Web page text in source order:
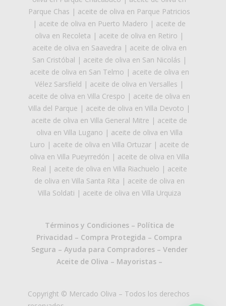
Parque Chas | aceite de oliva en Parque Patricios
| aceite de oliva en Puerto Madero | aceite de
oliva en Recoleta | aceite de oliva en Retiro |
aceite de oliva en Saavedra | aceite de oliva en
San Cristóbal | aceite de oliva en San Nicolás |
aceite de oliva en San Telmo | aceite de oliva en
Vélez Sarsfield | aceite de oliva en Versalles |
aceite de oliva en Villa Crespo | aceite de oliva en
Villa del Parque | aceite de oliva en Villa Devoto |
aceite de oliva en Villa General Mitre | aceite de
oliva en Villa Lugano | aceite de oliva en Villa
Luro | aceite de oliva en Villa Ortuzar| aceite de
oliva en Villa Pueyrredón | aceite de oliva en Villa
Real | aceite de oliva en Villa Riachuelo | aceite
de oliva en Villa Santa Rita | aceite de oliva en
Villa Soldati | aceite de oliva en Villa Urquiza
Términos y Condiciones– Política de
Privacidad – Compra Protegida – Compra
Segura – Ayuda para Compradores– Vender
Aceite de Oliva – Mayoristas–
Copyright © Mercado Oliva – Todos los derechos